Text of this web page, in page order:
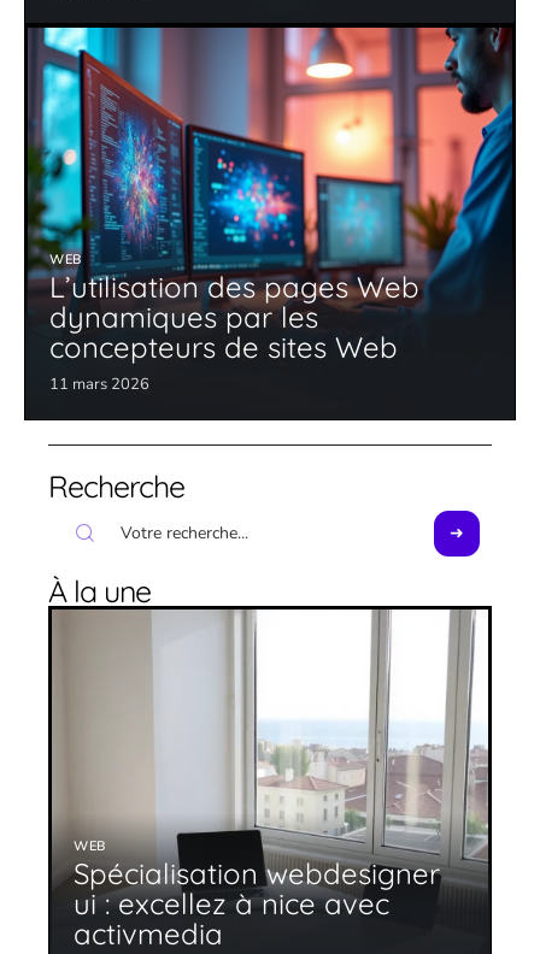
WEB
L’utilisation des pages Web
dynamiques par les
concepteurs de sites Web
11 mars 2026
Recherche
À la une
WEB
Spécialisation webdesigner
ui : excellez à nice avec
activmedia